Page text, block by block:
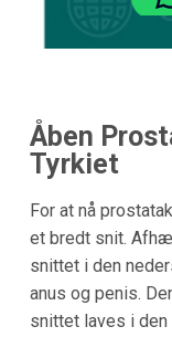
Åben
Tyrkiet
For at nå
et bredt snit.
snittet i den
anus og penis.
snittet laves i den